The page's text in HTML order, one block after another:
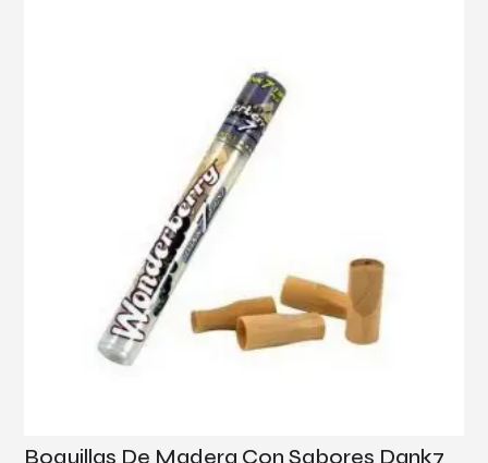
Boquillas De Madera Con Sabores Dank7